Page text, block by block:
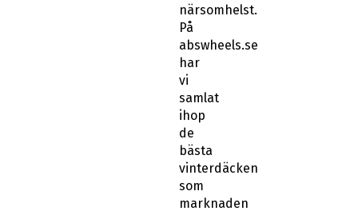
närsomhelst.
På
abswheels.se
har
vi
samlat
ihop
de
bästa
vinterdäcken
som
marknaden